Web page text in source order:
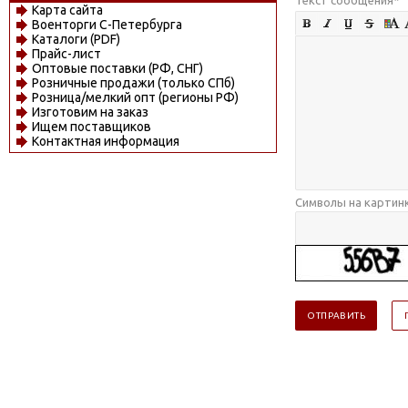
Карта сайта
Военторги С-Петербурга
Каталоги (PDF)
Прайс-лист
Оптовые поставки (РФ, СНГ)
Розничные продажи (только СПб)
Розница/мелкий опт (регионы РФ)
Изготовим на заказ
Ищем поставщиков
Контактная информация
Символы на